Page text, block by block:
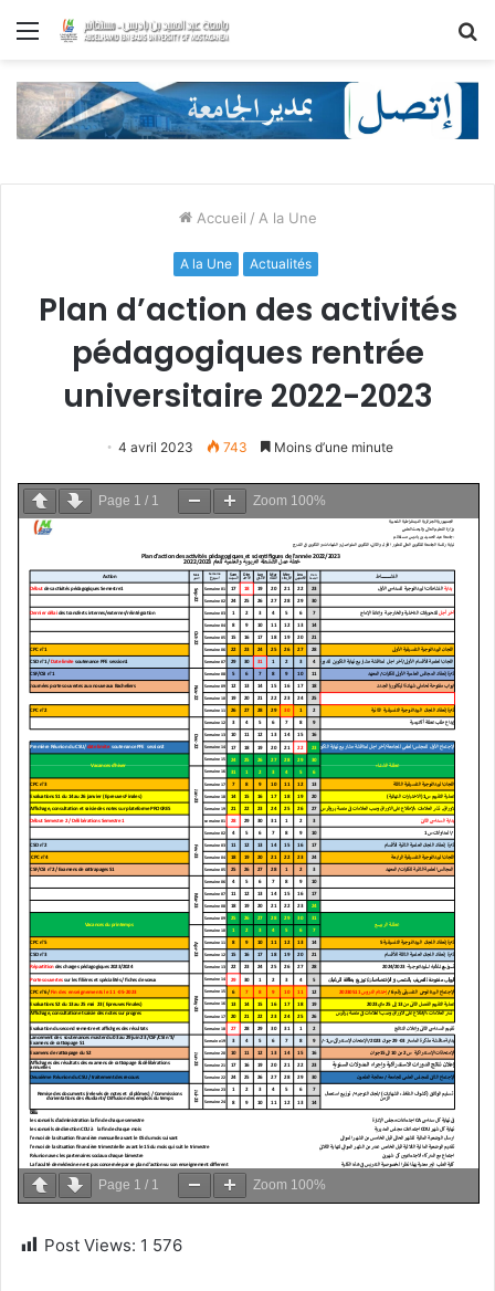
Menu
Accueil / A la Une
A la Une Actualités
Plan d’action des activités
pédagogiques rentrée
universitaire 2022-2023
4 avril 2023 743 Moins d’une minute
Page 1 / 1 Zoom 100%
Page 1 / 1 Zoom 100%
Post Views: 1 576